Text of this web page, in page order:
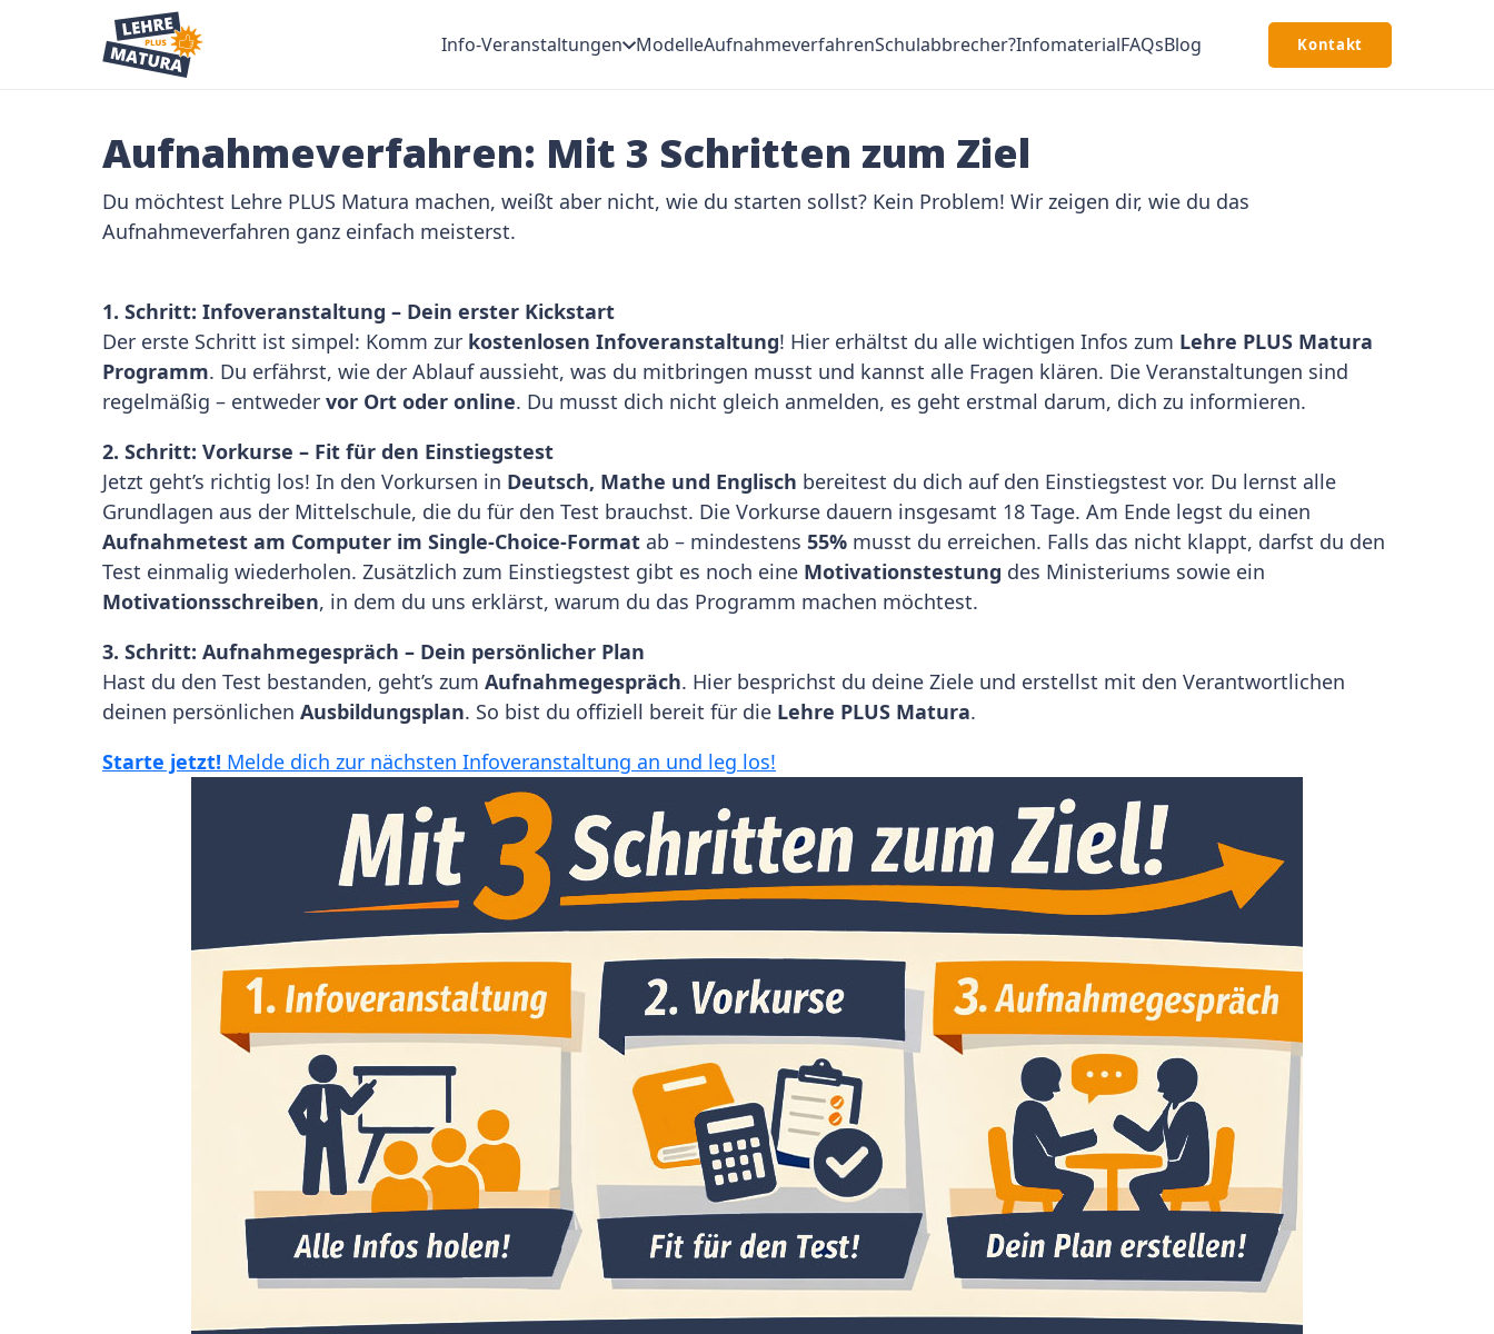
Info-Veranstaltungen ModelleAufnahmeverfahrenSchulabbrecher?InfomaterialFAQsBlog Kontakt
Aufnahmeverfahren: Mit 3 Schritten zum Ziel
Du möchtest Lehre PLUS Matura machen, weißt aber nicht, wie du starten sollst? Kein Problem! Wir zeigen dir, wie du das
Aufnahmeverfahren ganz einfach meisterst.
1. Schritt: Infoveranstaltung – Dein erster Kickstart
Der erste Schritt ist simpel: Komm zur kostenlosen Infoveranstaltung! Hier erhältst du alle wichtigen Infos zum Lehre PLUS Matura
Programm. Du erfährst, wie der Ablauf aussieht, was du mitbringen musst und kannst alle Fragen klären. Die Veranstaltungen sind
regelmäßig – entweder vor Ort oder online. Du musst dich nicht gleich anmelden, es geht erstmal darum, dich zu informieren.
2. Schritt: Vorkurse – Fit für den Einstiegstest
Jetzt geht’s richtig los! In den Vorkursen in Deutsch, Mathe und Englisch bereitest du dich auf den Einstiegstest vor. Du lernst alle
Grundlagen aus der Mittelschule, die du für den Test brauchst. Die Vorkurse dauern insgesamt 18 Tage. Am Ende legst du einen
Aufnahmetest am Computer im Single-Choice-Format ab – mindestens 55% musst du erreichen. Falls das nicht klappt, darfst du den
Test einmalig wiederholen. Zusätzlich zum Einstiegstest gibt es noch eine Motivationstestung des Ministeriums sowie ein
Motivationsschreiben, in dem du uns erklärst, warum du das Programm machen möchtest.
3. Schritt: Aufnahmegespräch – Dein persönlicher Plan
Hast du den Test bestanden, geht’s zum Aufnahmegespräch. Hier besprichst du deine Ziele und erstellst mit den Verantwortlichen
deinen persönlichen Ausbildungsplan. So bist du offiziell bereit für die Lehre PLUS Matura.
Starte jetzt! Melde dich zur nächsten Infoveranstaltung an und leg los!